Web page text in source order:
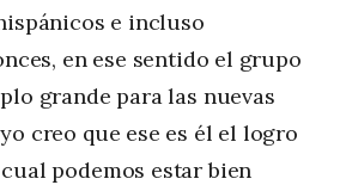
e incluso
en ese sentido el grupo
grande para las nuevas
creo que ese es él el logro
podemos estar bien